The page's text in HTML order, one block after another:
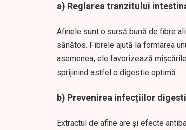
a) Reglarea tranzitului
Afinele sunt o sursă bună de fibre
sănătos. Fibrele ajută la formarea
asemenea, ele favorizează
sprijinind astfel o digestie optimă.
b) Prevenirea infecțiilor
Extractul de afine are și efecte